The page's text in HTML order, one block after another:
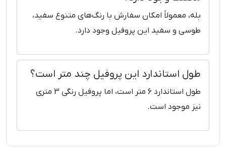
بله، معمولاً امکان سفارش با رنگ‌های متنوع سفید،
طوسی و سفید این پروفیل وجود دارد.
طول استاندارد این پروفیل چند متر است؟
طول استاندارد 6 متر است، اما پروفیل رنگی 3 متری
نیز موجود است.